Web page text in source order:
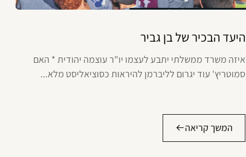
היעד הבכיר של בן גביר
איזה משרד ממשלתי יתבע לעצמו יו"ר עוצמה יהודית * האם
סמוטריץ' עוד יגרום לליברמן להיראות כסוציאליסט מלא...
המשך קריאה